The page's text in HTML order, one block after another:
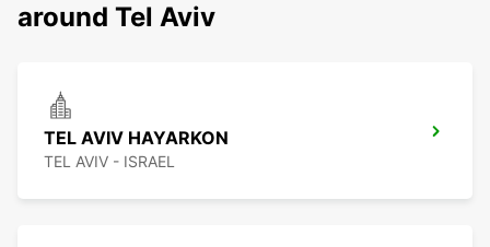
around Tel Aviv
TEL AVIV HAYARKON
TEL AVIV - ISRAEL